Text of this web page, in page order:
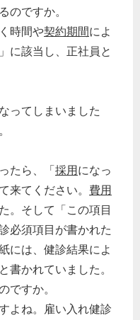
のですか。
時間や契約期間によ
」に該当し、正社員と
ってしまいました
たら、「採用になっ
来てください。 費用
。そして「この項目
必須項目が書かれた
には、健診結果によ
書かれていました。
ですか。
よね。雇い入れ健診